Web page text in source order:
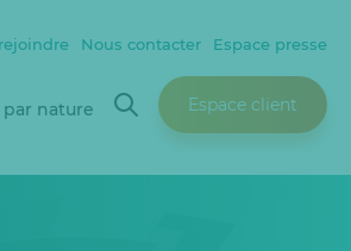
Nous contacter Espace presse
par nature Espace client